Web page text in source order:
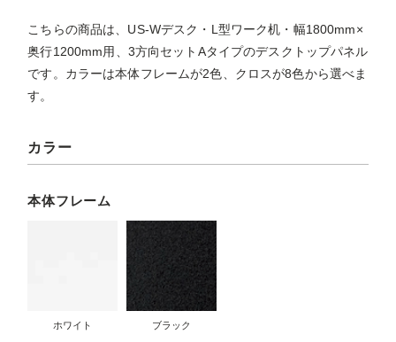
こちらの商品は、US-Wデスク・L型ワーク机・幅1800mm×
奥行1200mm用、3方向セットAタイプのデスクトップパネル
です。カラーは本体フレームが2色、クロスが8色から選べま
す。
カラー
本体フレーム
ホワイト ブラック